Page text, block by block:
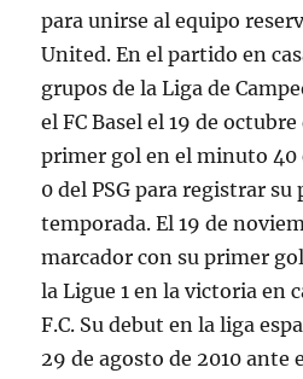
para unirse al equipo
United. En el partido en
grupos de la Liga de
el FC Basel el 19 de
primer gol en el minuto
0 del PSG para registrar
temporada. El 19 de
marcador con su primer
la Ligue 1 en la victoria en
F.C. Su debut en la liga
29 de agosto de 2010 ante